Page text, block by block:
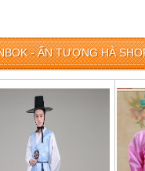
- ẤN TƯỢNG HÀ